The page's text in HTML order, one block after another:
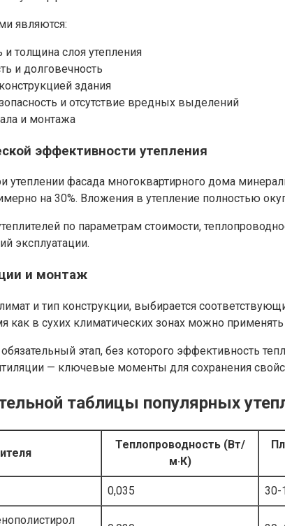
являются:
и толщина слоя утепления
и долговечность
здания
и отсутствие вредных выделений
и монтажа
эффективности утепления
утеплении фасада многоквартирного дома
на 30%. Вложения в утепление полностью
по параметрам стоимости,
эксплуатации.
и монтаж
и тип конструкции, выбирается
как в сухих климатических зонах можно
этап, без которого эффективность
— ключевые моменты для сохранения
таблицы популярных
Теплопроводность (Вт/
м·К)
0,035 30-